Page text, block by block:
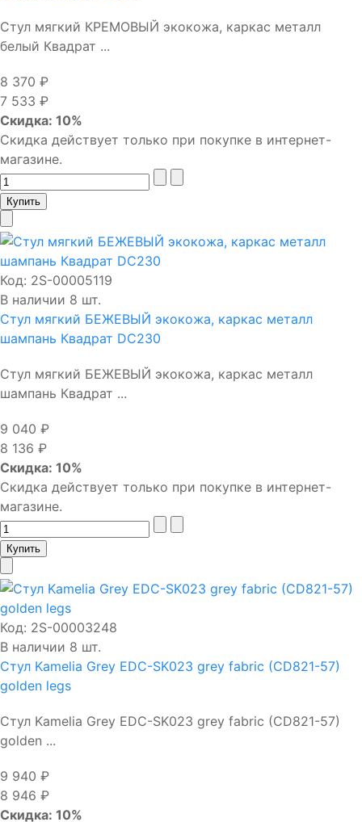
Стул мягкий КРЕМОВЫЙ экокожа, каркас металл
белый Квадрат ...
8 370 ₽
7 533 ₽
Скидка: 10%
Скидка действует только при покупке в интернет-
магазине.
Код: 2S-00005119
В наличии 8 шт.
Стул мягкий БЕЖЕВЫЙ экокожа, каркас металл
шампань Квадрат DC230
Стул мягкий БЕЖЕВЫЙ экокожа, каркас металл
шампань Квадрат ...
9 040 ₽
8 136 ₽
Скидка: 10%
Скидка действует только при покупке в интернет-
магазине.
Код: 2S-00003248
В наличии 8 шт.
Стул Kamelia Grey EDC-SK023 grey fabric (CD821-57)
golden legs
Стул Kamelia Grey EDC-SK023 grey fabric (CD821-57)
golden ...
9 940 ₽
8 946 ₽
Скидка: 10%